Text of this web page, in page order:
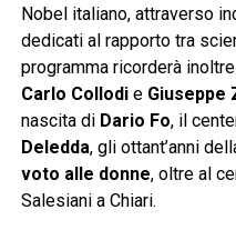
Nobel italiano, attraverso
dedicati al rapporto tra
programma ricorderà
Carlo Collodie Giuseppe
nascita di Dario Fo, il
Deledda, gli ottant’anni
voto alle donne, oltre al
Salesiani a Chiari.